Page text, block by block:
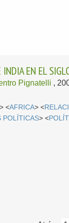
INDIA EN EL
Pignatelli ,
> <AFRICA> <
POLÍTICAS> <